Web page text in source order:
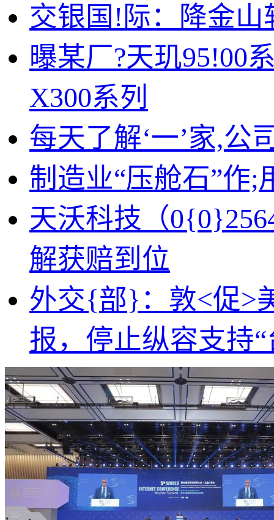
交银国!际：降金山
曝某厂?天玑95!00
X300系列
每天了解‘一’家,公
制造业“压舱石”作;
天沃科技（
解获赔到位
外交{部}：敦<促>
报，停止纵容支持